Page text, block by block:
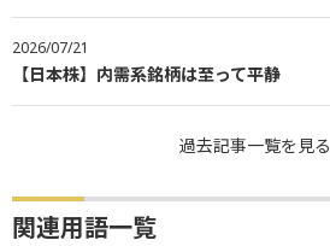
2026/07/21
【日本株】内需系銘柄は至って平静
過去記事一覧を見る
関連用語一覧